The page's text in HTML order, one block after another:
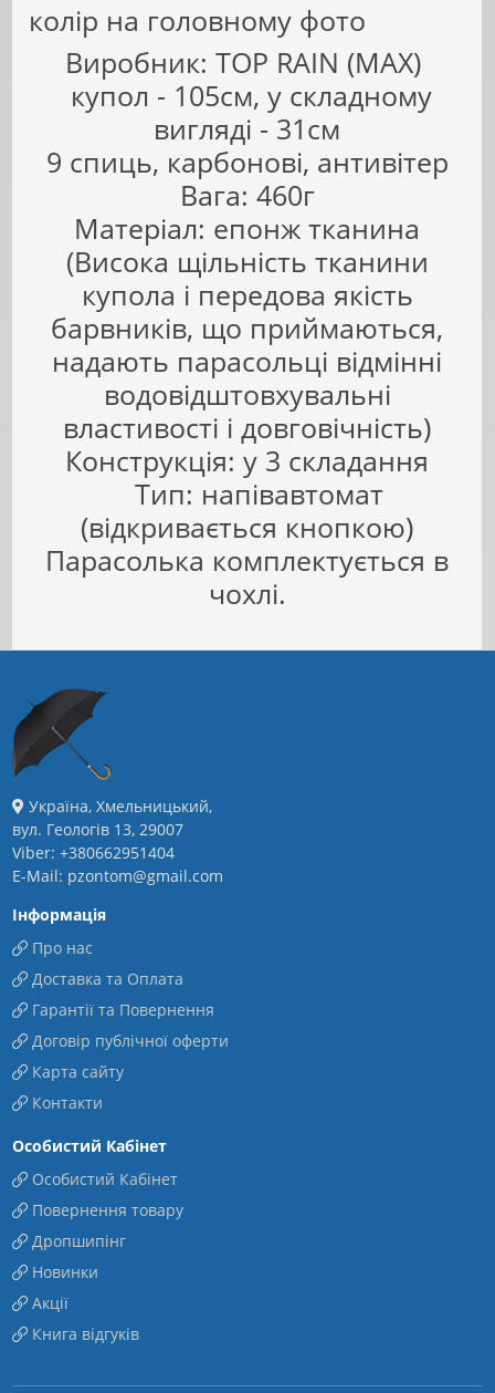
колір на головному фото
Виробник: ТОР RAIN (MAX)
купол - 105см, у складному
вигляді - 31см
9 спиць, карбонові, антивітер
Вага: 460г
Матеріал: епонж тканина
(Висока щільність тканини
купола і передова якість
барвників, що приймаються,
надають парасольці відмінні
водовідштовхувальні
властивості і довговічність)
Конструкція: у 3 складання
Тип: напівавтомат
(відкривається кнопкою)
Парасолька комплектується в
чохлі.
Україна, Хмельницький,
вул. Геологів 13, 29007
Viber: +380662951404
E-Mail: pzontom@gmail.com
Інформація
Про нас
Доставка та Оплата
Гарантії та Повернення
Договір публічної оферти
Карта сайту
Контакти
Особистий Кабінет
Особистий Кабінет
Повернення товару
Дропшипінг
Новинки
Акції
Книга відгуків